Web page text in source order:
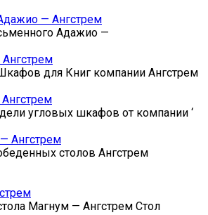
— Ангстрем
Адажио —
для Книг компании Ангстрем
угловых шкафов от компании ‘
Ангстрем
столов Ангстрем
Магнум — Ангстрем Стол